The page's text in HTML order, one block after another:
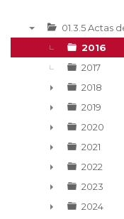
01.3.5 Actas
2016
2017
►
2018
►
2019
►
2020
►
2021
►
2022
►
2023
2024